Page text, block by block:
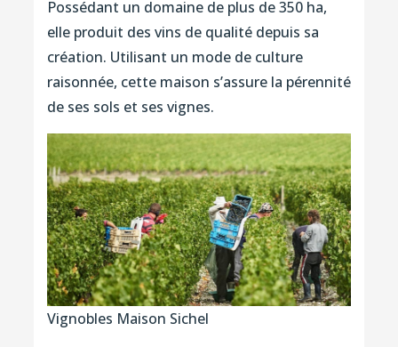
Possédant un domaine de plus de 350 ha,
elle produit des vins de qualité depuis sa
création. Utilisant un mode de culture
raisonnée, cette maison s’assure la pérennité
de ses sols et ses vignes.
Vignobles Maison Sichel